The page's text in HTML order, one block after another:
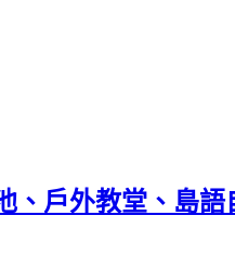
、戶外教堂、島